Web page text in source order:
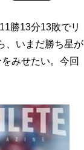
勝13分13敗でリ
、いまだ勝ち星が
みせたい。今回